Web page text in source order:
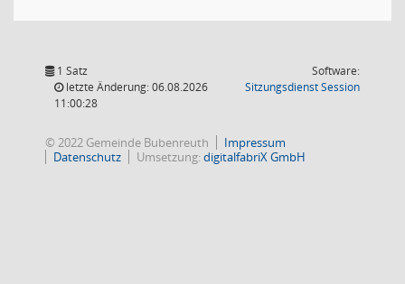
1 Satz
letzte Änderung: 06.08.2026
11:00:28
Software:
SitzungsdienstSession(Wird in
© 2022 Gemeinde Bubenreuth
Impressum
Datenschutz
Umsetzung:digitalfabriX GmbH